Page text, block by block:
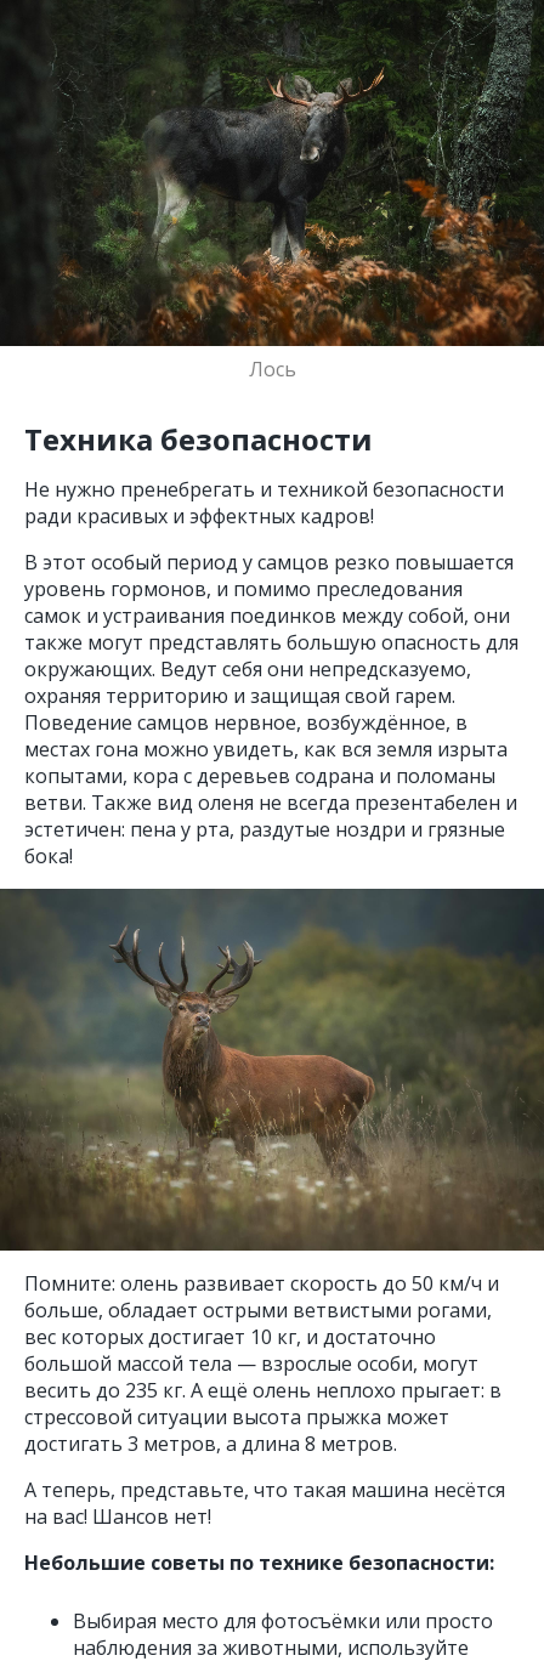
Лось
Техника безопасности
Не нужно пренебрегать и техникой безопасности
ради красивых и эффектных кадров!
В этот особый период у самцов резко повышается
уровень гормонов, и помимо преследования
самок и устраивания поединков между собой, они
также могут представлять большую опасность для
окружающих. Ведут себя они непредсказуемо,
охраняя территорию и защищая свой гарем.
Поведение самцов нервное, возбуждённое, в
местах гона можно увидеть, как вся земля изрыта
копытами, кора с деревьев содрана и поломаны
ветви. Также вид оленя не всегда презентабелен и
эстетичен: пена у рта, раздутые ноздри и грязные
бока!
Помните: олень развивает скорость до 50 км/ч и
больше, обладает острыми ветвистыми рогами,
вес которых достигает 10 кг, и достаточно
большой массой тела — взрослые особи, могут
весить до 235 кг. А ещё олень неплохо прыгает: в
стрессовой ситуации высота прыжка может
достигать 3 метров, а длина 8 метров.
А теперь, представьте, что такая машина несётся
на вас! Шансов нет!
Небольшие советы по технике безопасности:
Выбирая место для фотосъёмки или просто
наблюдения за животными, используйте